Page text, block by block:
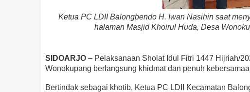
Ketua PC LDII Balongbendo H. Iwan Nasihin saat
halaman Masjid Khoirul Huda, Desa
SIDOARJO – Pelaksanaan Sholat Idul Fitri 1447 Hijriah/
Wonokupang berlangsung khidmat dan penuh
Bertindak sebagai khotib, Ketua PC LDII Kecamatan